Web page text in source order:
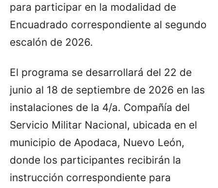
para participar en la modalidad de
Encuadrado correspondiente al segundo
escalón de 2026.
El programa se desarrollará del 22 de
junio al 18 de septiembre de 2026 en las
instalaciones de la 4/a. Compañía del
Servicio Militar Nacional, ubicada en el
municipio de Apodaca, Nuevo León,
donde los participantes recibirán la
instrucción correspondiente para